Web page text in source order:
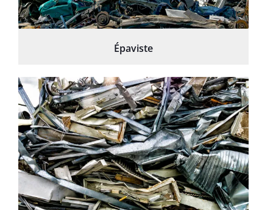
Épaviste